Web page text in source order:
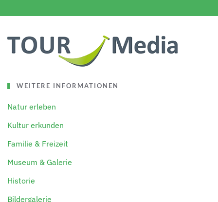
WEITERE INFORMATIONEN
Natur erleben
Kultur erkunden
Familie & Freizeit
Museum & Galerie
Historie
Bildergalerie